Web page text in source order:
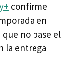
confirme
en
que no pase el
la entrega